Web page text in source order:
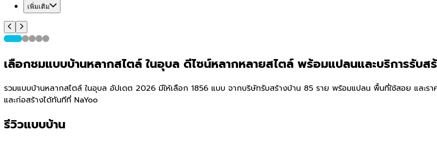
เพิ่มเติม
เลือกชมแบบบ้านหลากสไตล์ ในอุบล ดีไซน์หลากหลายสไตล์ พร้อมแปลนและบริการรับส
รวมแบบบ้านหลากสไตล์ ในอุบล อัปเดต 2026 มีให้เลือก 1856 แบบ จากบริษัทรับสร้างบ้าน 85 ราย พร้อมแปลน พื้นที่ใช้สอย และร
และก่อสร้างได้ทันทีที่ NaYoo
รีวิวแบบบ้าน